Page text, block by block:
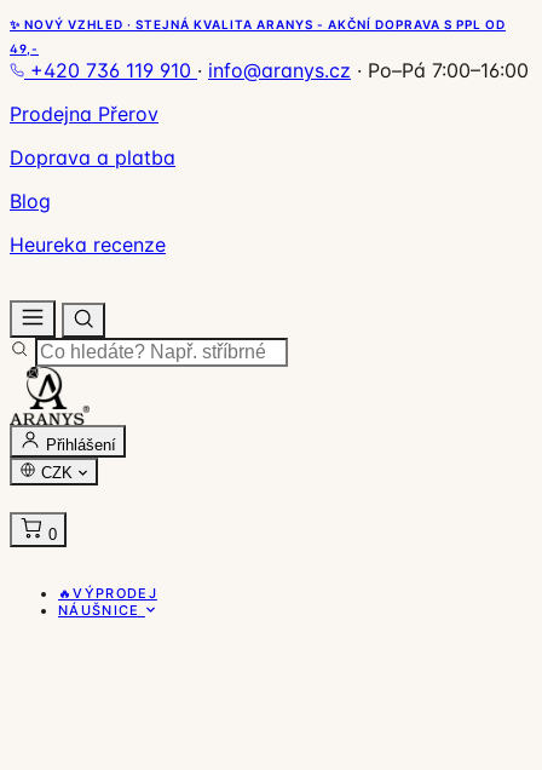
✨ NOVÝ VZHLED · STEJNÁ KVALITA ARANYS - AKČNÍ DOPRAVA S PPL OD
49,-
+420 736 119 910 · info@aranys.cz · Po–Pá 7:00–16:00
Prodejna Přerov
Doprava a platba
Blog
Heureka recenze
Přihlášení
CZK
0
🔥VÝPRODEJ
NÁUŠNICE